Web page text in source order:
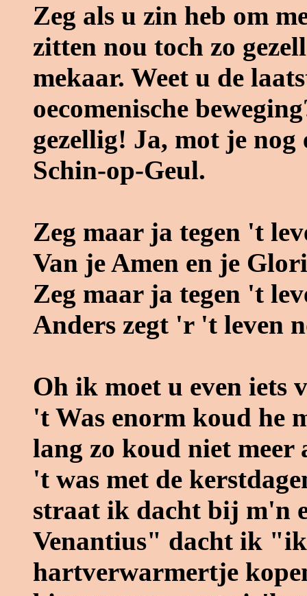
Zeg als u zin heb om
zitten nou toch zo
mekaar. Weet u de
oecomenische
gezellig! Ja, mot je nog
Schin-op-Geul.
Zeg maar ja tegen 't
Van je Amen en je
Zeg maar ja tegen 't
Anders zegt 'r 't leven
Oh ik moet u even iets
't Was enorm koud he
lang zo koud niet meer
't was met de
straat ik dacht bij m'n
Venantius" dacht ik "ik
hartverwarmertje